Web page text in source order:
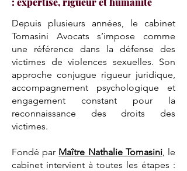
Depuis plusieurs années, le cabinet
Tomasini Avocats s’impose comme
une référence dans la défense des
victimes de violences sexuelles. Son
approche conjugue rigueur juridique,
accompagnement psychologique et
engagement constant pour la
reconnaissance des droits des
victimes.
Fondé par Maître Nathalie Tomasini, le
cabinet intervient à toutes les étapes :